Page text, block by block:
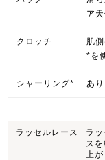
ア
クロッチ
肌
*を
シャーリング* あり
ラッセルレース
ラ
ス
上が